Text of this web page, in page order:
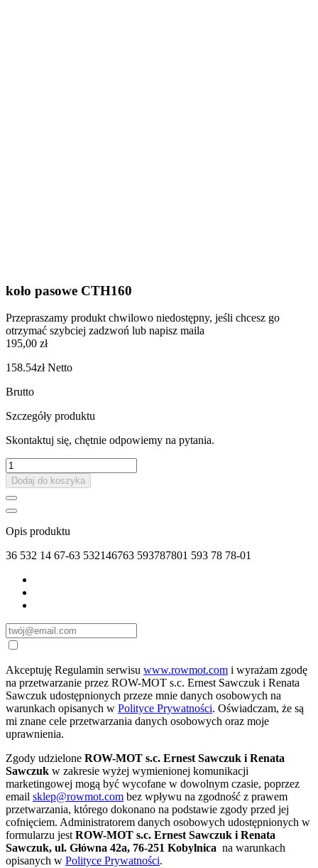
koło pasowe CTH160
Przepraszamy produkt chwilowo niedostępny, jeśli chcesz go
otrzymać szybciej zadzwoń lub napisz maila
195,00 zł
158.54zł Netto
Brutto
Szczegóły produktu
Skontaktuj się, chętnie odpowiemy na pytania.
Dodaj do koszyka
Opis produktu
36 532 14 67-63 532146763 593787801 593 78 78-01
Akceptuję Regulamin serwisu www.rowmot.com i wyrażam zgodę
na przetwarzanie przez ROW-MOT s.c. Ernest Sawczuk i Renata
Sawczuk udostępnionych przeze mnie danych osobowych na
warunkach opisanych w Polityce Prywatności. Oświadczam, że są
mi znane cele przetwarzania danych osobowych oraz moje
uprawnienia.
Zgody udzielone ROW-MOT s.c. Ernest Sawczuk i Renata
Sawczuk w zakresie wyżej wymienionej komunikacji
marketingowej mogą być wycofane w dowolnym czasie, poprzez
email sklep@rowmot.com bez wpływu na zgodność z prawem
przetwarzania, którego dokonano na podstawie zgody przed jej
cofnięciem. Administratorem danych osobowych udostępnionych w
formularzu jestROW-MOT s.c. Ernest Sawczuk i Renata
Sawczuk, ul. Główna 42a, 76-251 Kobylnica na warunkach
opisanych w Polityce Prywatności.